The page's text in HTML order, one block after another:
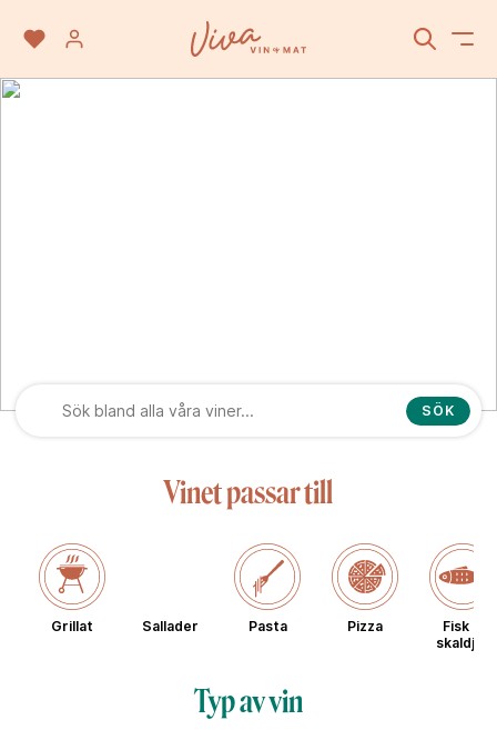
SÖK
Vinet passar till
Grillat Sallader Pasta Pizza
Fisk &
skaldjur
Typ av vin